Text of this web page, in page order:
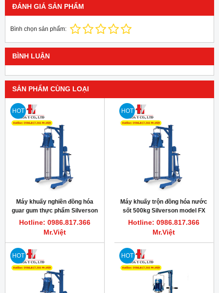
ĐÁNH GIÁ SẢN PHẨM
Bình chọn sản phẩm:
BÌNH LUẬN
SẢN PHẨM CÙNG LOẠI
HOT
Máy khuấy nghiền đồng hóa
guar gum thực phẩm Silverson
Model 700X
Hotline: 0986.817.366
Mr.Việt
HOT
Máy khuấy trộn đồng hóa nước
sốt 500kg Silverson model FX
5.5hp 3600rpm
Hotline: 0986.817.366
Mr.Việt
HOT HOT